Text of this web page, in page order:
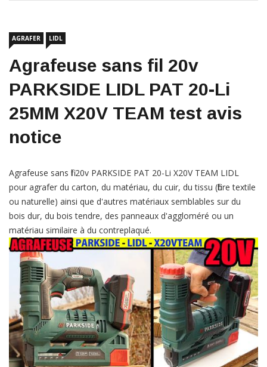
AGRAFER LIDL
Agrafeuse sans fil 20v
PARKSIDE LIDL PAT 20-Li
25MM X20V TEAM test avis
notice
Agrafeuse sans fil 20v PARKSIDE PAT 20-Li X20V TEAM LIDL
pour agrafer du carton, du matériau, du cuir, du tissu (fibre textile
ou naturelle) ainsi que d'autres matériaux semblables sur du
bois dur, du bois tendre, des panneaux d'aggloméré ou un
matériau similaire à du contreplaqué.